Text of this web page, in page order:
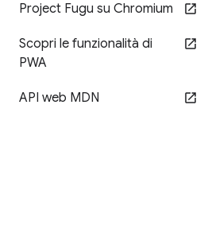
Project Fugu su Chromium
Scopri le funzionalità di
PWA
API web MDN